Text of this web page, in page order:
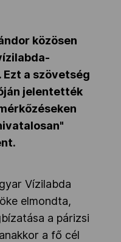
közösen
a szövetség
jelentették
Vízilabda
elmondta,
a párizsi
a fő cél